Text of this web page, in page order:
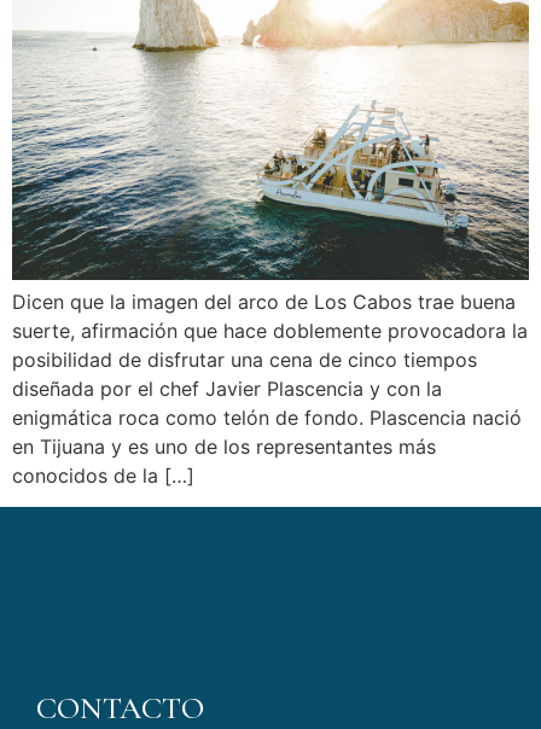
Dicen que la imagen del arco de Los Cabos trae buena
suerte, afirmación que hace doblemente provocadora la
posibilidad de disfrutar una cena de cinco tiempos
diseñada por el chef Javier Plascencia y con la
enigmática roca como telón de fondo. Plascencia nació
en Tijuana y es uno de los representantes más
conocidos de la […]
CONTACTO